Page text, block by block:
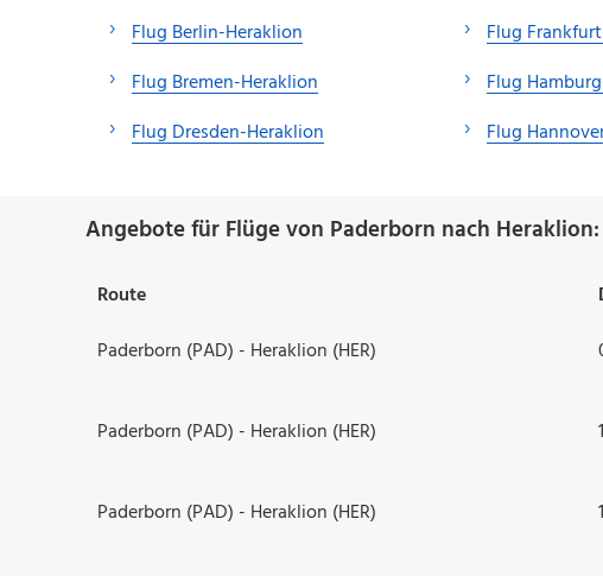
Flug Berlin-Heraklion
Flug Bremen-Heraklion
Flug Dresden-Heraklion
Flug
Flug
Flug
Angebote für Flüge von Paderborn nach Heraklion:
Route
Paderborn (PAD) - Heraklion (HER)
Paderborn (PAD) - Heraklion (HER)
Paderborn (PAD) - Heraklion (HER)